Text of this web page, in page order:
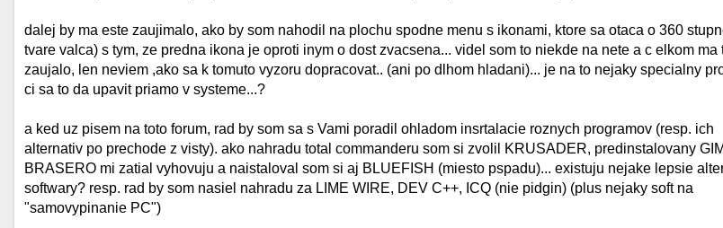
dalej by ma este zaujimalo, ako by som nahodil na plochu spodne menu s ikonami, ktore sa otaca o 360
tvare valca) s tym, ze predna ikona je oproti inym o dost zvacsena... videl som to niekde na nete a c elkom ma
zaujalo, len neviem ,ako sa k tomuto vyzoru dopracovat.. (ani po dlhom hladani)... je na to nejaky specialny
ci sa to da upavit priamo v systeme...?
a ked uz pisem na toto forum, rad by som sa s Vami poradil ohladom insrtalacie roznych programov (resp. ich
alternativ po prechode z visty). ako nahradu total commanderu som si zvolil KRUSADER, predinstalovany
BRASERO mi zatial vyhovuju a naistaloval som si aj BLUEFISH (miesto pspadu)... existuju nejake lepsie
softwary? resp. rad by som nasiel nahradu za LIME WIRE, DEV C++, ICQ (nie pidgin) (plus nejaky soft na
"samovypinanie PC")